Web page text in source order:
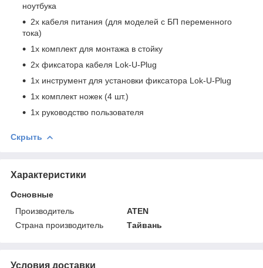
ноутбука
2x кабеля питания (для моделей с БП переменного
тока)
1x комплект для монтажа в стойку
2x фиксатора кабеля Lok-U-Plug
1x инструмент для установки фиксатора Lok-U-Plug
1x комплект ножек (4 шт.)
1x руководство пользователя
Скрыть
Характеристики
Основные
Производитель
ATEN
Страна производитель
Тайвань
Условия доставки